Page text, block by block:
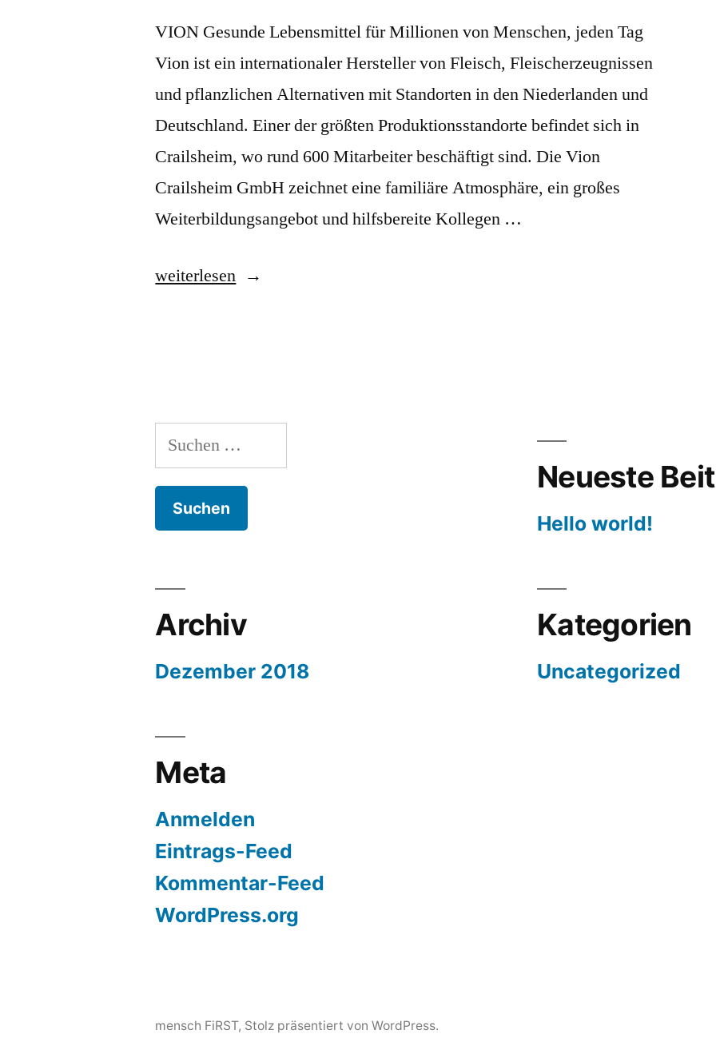
VION Gesunde Lebensmittel für Millionen von Menschen, jeden Tag
Vion ist ein internationaler Hersteller von Fleisch, Fleischerzeugnissen
und pflanzlichen Alternativen mit Standorten in den Niederlanden und
Deutschland. Einer der größten Produktionsstandorte befindet sich in
Crailsheim, wo rund 600 Mitarbeiter beschäftigt sind. Die Vion
Crailsheim GmbH zeichnet eine familiäre Atmosphäre, ein großes
Weiterbildungsangebot und hilfsbereite Kollegen …
„Vion“
weiterlesen
Suchen
nach:
Neueste
Hello world!
Archiv
Dezember 2018
Kategorien
Uncategorized
Meta
Anmelden
Eintrags-Feed
Kommentar-Feed
WordPress.org
mensch FiRST, Stolz präsentiert von WordPress.